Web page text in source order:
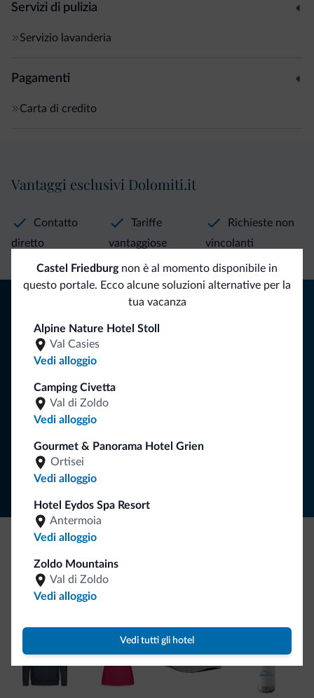
Servizi di pulizia
Servizio lavanderia
Pagamenti
Carta di credito
Castel Friedburgnon è al momento disponibile in
questo portale. Ecco alcune soluzioni alternative per la
tua vacanza
Alpine Nature Hotel Stoll
Val Casies
Vedi alloggio
Camping Civetta
Val di Zoldo
Vedi alloggio
Gourmet & Panorama Hotel Grien
Ortisei
Vedi alloggio
Hotel Eydos Spa Resort
Antermoia
Vedi alloggio
Zoldo Mountains
Val di Zoldo
Vedi alloggio
Vedi tutti gli hotel
Vantaggi esclusivi Dolomiti.it
Contatto
diretto
Tariffe
vantaggiose
Richieste non
vincolanti
Segui Dolomiti.it
Consigli dalle Dolomiti
Riceverai informazioni, offerte esclusive e news per la tua
ISCRIVITI ALLA NEWSLETTER
Be Original, scopri la nuova collezione
Ce l'avete chiesto in tanti. Ecco la nuova collezione firmata
Dolomiti.it!